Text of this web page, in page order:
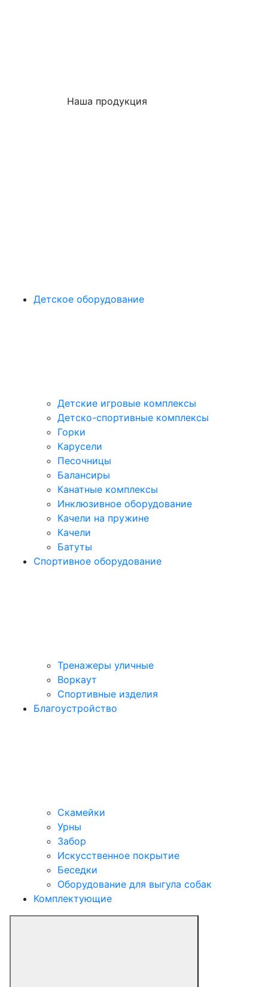
Наша продукция
Детское оборудование
Детские игровые комплексы
Детско-спортивные комплексы
Горки
Карусели
Песочницы
Балансиры
Канатные комплексы
Инклюзивное оборудование
Качели на пружине
Качели
Батуты
Спортивное оборудование
Тренажеры уличные
Воркаут
Спортивные изделия
Благоустройство
Скамейки
Урны
Забор
Искусственное покрытие
Беседки
Оборудование для выгула собак
Комплектующие